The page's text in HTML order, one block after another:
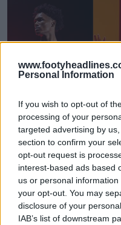
Personal Information
If you wish to opt-out of
processing of your
targeted advertising by
section to confirm your
opt-out request is
interest-based ads based
us or personal
your opt-out. You may
disclosure of your
IAB’s list of downstream
Reveladas las
25-26 + Nuevo
Basketball